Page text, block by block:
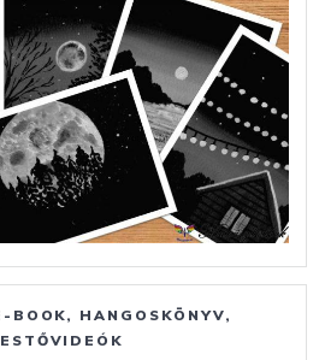
BOOK, HANGOSKÖNYV,